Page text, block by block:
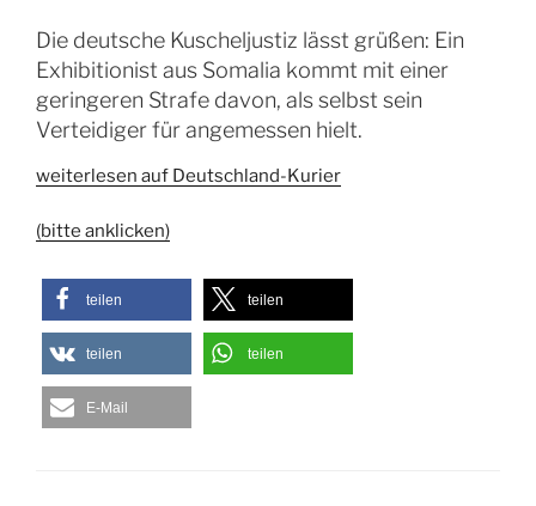
Die deutsche Kuscheljustiz lässt grüßen: Ein
Exhibitionist aus Somalia kommt mit einer
geringeren Strafe davon, als selbst sein
Verteidiger für angemessen hielt.
weiterlesen auf Deutschland-Kurier
(bitte anklicken)
teilen teilen
teilen teilen
E-Mail